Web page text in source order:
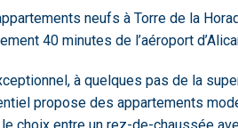
neufs à Torre de la
40 minutes de l’aéroport
à quelques pas de la
propose des appartements